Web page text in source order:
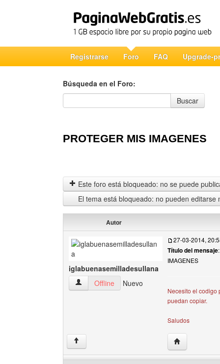
Registrarse Foro FAQ Upgrade-
Búsqueda en el Foro:
Búsqueda en el Foro
Buscar
PROTEGER MIS IMAGENES
Este foro está bloqueado: no se puede
El tema está bloqueado: no pueden editarse
Autor
iglabuenasemilladesullana
iglabuenasemilladesullana Ver perfil del
Offline Nuevo
27-03-2014,
Título del mensaje
IMAGENES
Necesito el codigo
puedan copiar.
Saludos
↑ Visitar sitio